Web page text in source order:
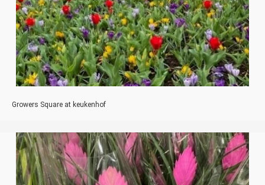
Growers Square at keukenhof